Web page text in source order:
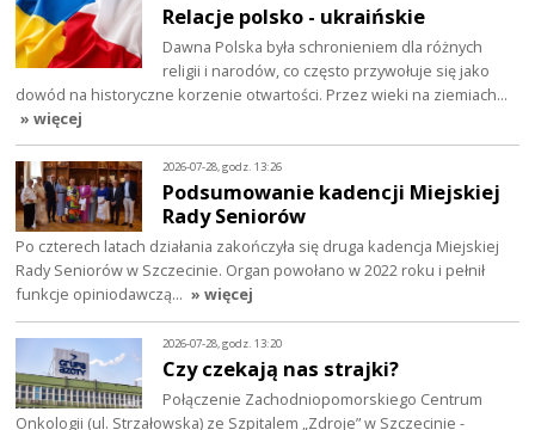
Relacje polsko - ukraińskie
Dawna Polska była schronieniem dla różnych
religii i narodów, co często przywołuje się jako
dowód na historyczne korzenie otwartości. Przez wieki na ziemiach…
» więcej
2026-07-28, godz. 13:26
Podsumowanie kadencji Miejskiej
Rady Seniorów
Po czterech latach działania zakończyła się druga kadencja Miejskiej
Rady Seniorów w Szczecinie. Organ powołano w 2022 roku i pełnił
funkcje opiniodawczą… » więcej
2026-07-28, godz. 13:20
Czy czekają nas strajki?
Połączenie Zachodniopomorskiego Centrum
Onkologii (ul. Strzałowska) ze Szpitalem „Zdroje” w Szczecinie -